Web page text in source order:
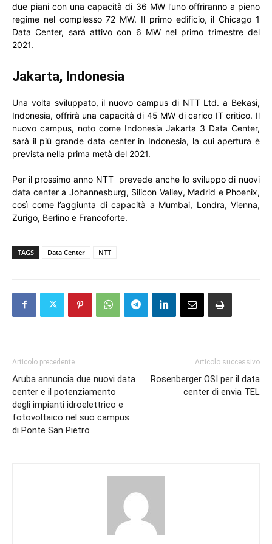
due piani con una capacità di 36 MW l’uno offriranno a pieno
regime nel complesso 72 MW. Il primo edificio, il Chicago 1
Data Center, sarà attivo con 6 MW nel primo trimestre del
2021.
Jakarta, Indonesia
Una volta sviluppato, il nuovo campus di NTT Ltd. a Bekasi,
Indonesia, offrirà una capacità di 45 MW di carico IT critico. Il
nuovo campus, noto come Indonesia Jakarta 3 Data Center,
sarà il più grande data center in Indonesia, la cui apertura è
prevista nella prima metà del 2021.
Per il prossimo anno NTT prevede anche lo sviluppo di nuovi
data center a Johannesburg, Silicon Valley, Madrid e Phoenix,
così come l’aggiunta di capacità a Mumbai, Londra, Vienna,
Zurigo, Berlino e Francoforte.
TAGS Data Center NTT
Articolo precedente
Aruba annuncia due nuovi data
center e il potenziamento
degli impianti idroelettrico e
fotovoltaico nel suo campus
di Ponte San Pietro
Articolo successivo
Rosenberger OSI per il data
center di envia TEL